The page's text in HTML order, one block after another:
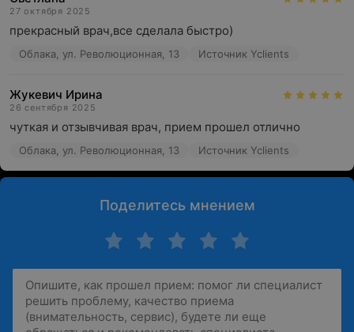
27 октября 2025
прекрасный врач,все сделала быстро)
Облака, ул. Революционная, 13 Источник Yclients
Жукевич Ирина
26 сентября 2025
чуткая и отзывчивая врач, прием прошел отлично
Облака, ул. Революционная, 13 Источник Yclients
Поделитесь мнением